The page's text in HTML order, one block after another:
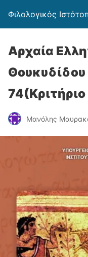
Φιλολογικός
Αρχαία
Θουκυδίδου
Μανόλης